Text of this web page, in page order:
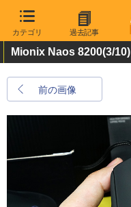
カテゴリ 過去記事
Mionix Naos 8200(3/10)
前の画像